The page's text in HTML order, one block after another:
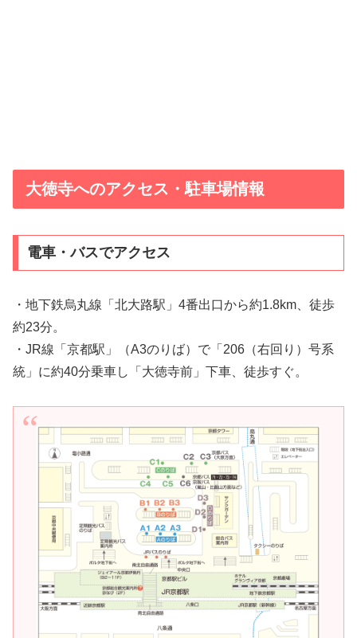
大徳寺へのアクセス・駐車場情報
電車・バスでアクセス
・地下鉄烏丸線「北大路駅」4番出口から約1.8km、徒歩
約23分。
・JR線「京都駅」（A3のりば）で「206（右回り）号系
統」に約40分乗車し「大徳寺前」下車、徒歩すぐ。